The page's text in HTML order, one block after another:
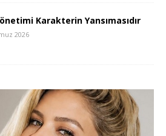
Karakterin Yansımasıdır
2026